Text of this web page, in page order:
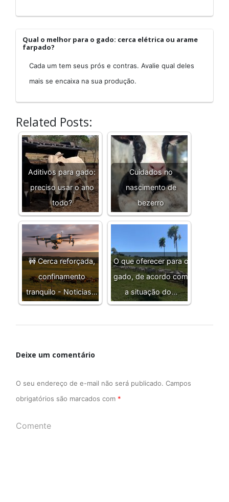
Qual o melhor para o gado: cerca elétrica ou arame
farpado?
Cada um tem seus prós e contras. Avalie qual deles
mais se encaixa na sua produção.
Related Posts:
Aditivos para gado:
preciso usar o ano
todo?
Cuidados no
nascimento de
bezerro
🚧 Cerca reforçada,
confinamento
tranquilo - Noticias…
O que oferecer para o
gado, de acordo com
a situação do…
Deixe um comentário
O seu endereço de e-mail não será publicado. Campos
obrigatórios são marcados com *